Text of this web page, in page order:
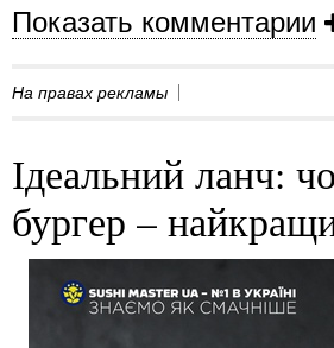
Показать комментарии
На правах рекламы
Ідеальний ланч:
бургер –